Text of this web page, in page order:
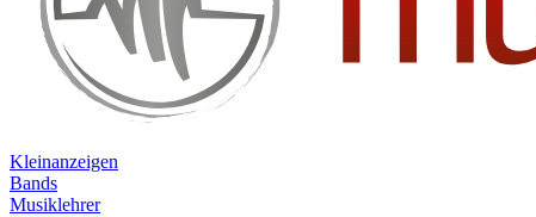
Kleinanzeigen
Bands
Musiklehrer